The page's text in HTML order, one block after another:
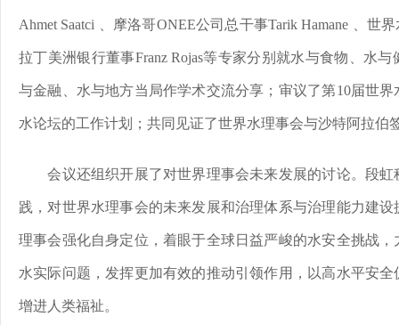
Ahmet Saatci 、摩洛哥ONEE公司总干事Tarik Hamane 、世
拉丁美洲银行董事Franz Rojas等专家分别就水与食物、水
与金融、水与地方当局作学术交流分享；审议了第10届世
水论坛的工作计划；共同见证了世界水理事会与沙特阿拉伯
会议还组织开展了对世界理事会未来发展的讨论。段
践，对世界水理事会的未来发展和治理体系与治理能力建
理事会强化自身定位，着眼于全球日益严峻的水安全挑战
水实际问题，发挥更加有效的推动引领作用，以高水平安
增进人类福祉。